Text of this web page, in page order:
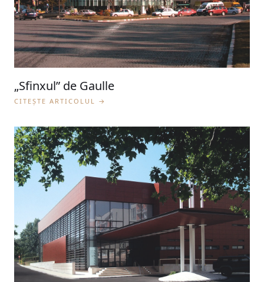
„Sfinxul” de Gaulle
CITEȘTE ARTICOLUL →